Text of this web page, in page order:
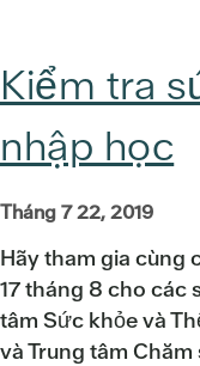
Kiểm tra
nhập học
Tháng 7 22, 2019
Hãy tham gia cùng
17 tháng 8 cho các
tâm Sức khỏe và
và Trung tâm